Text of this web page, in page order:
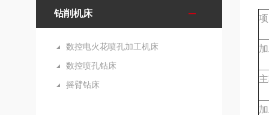
钻削机床
数控电火花喷孔加工机床
数控喷孔钻床
摇臂钻床